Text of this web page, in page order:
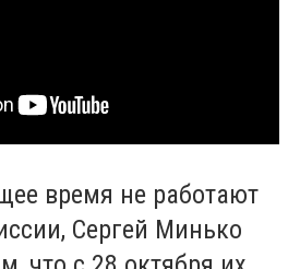
время не работают
Сергей Минько